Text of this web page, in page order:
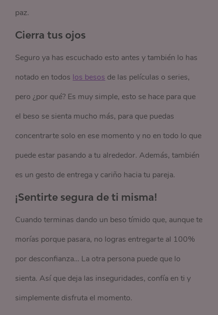
paz.
Cierra tus ojos
Seguro ya has escuchado esto antes y también lo has
notado en todos los besos de las películas o series,
pero ¿por qué? Es muy simple, esto se hace para que
el beso se sienta mucho más, para que puedas
concentrarte solo en ese momento y no en todo lo que
puede estar pasando a tu alrededor. Además, también
es un gesto de entrega y cariño hacia tu pareja.
¡Sentirte segura de ti misma!
Cuando terminas dando un beso tímido que, aunque te
morías porque pasara, no logras entregarte al 100%
por desconfianza… La otra persona puede que lo
sienta. Así que deja las inseguridades, confía en ti y
simplemente disfruta el momento.